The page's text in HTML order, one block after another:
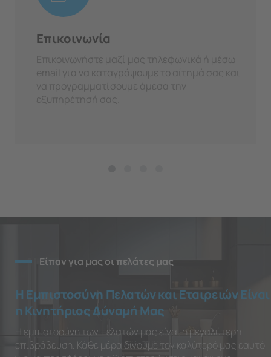
Επικοινωνία
Επικοινωνήστε μαζί μας τηλεφωνικά ή μέσω
email για να καταγράψουμε το αίτημά σας και
να προγραμματίσουμε άμεσα την
εξυπηρέτησή σας.
Είπαν για μας οι πελάτες μας
Η Εμπιστοσύνη Πελατών και Εταιρειών Είναι
η Κινητήριος Δύναμή Μας
Η εμπιστοσύνη των πελατών μας είναι η μεγαλύτερη
επιβράβευση. Κάθε μέρα δίνουμε τον καλύτερό μας εαυτό